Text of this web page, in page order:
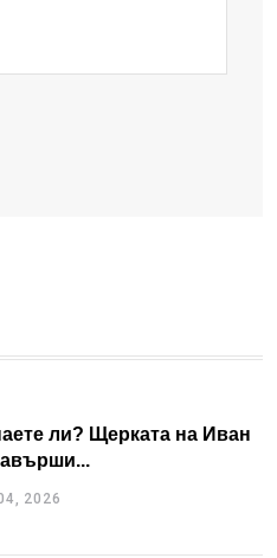
ли? Щерката на Иван
2026